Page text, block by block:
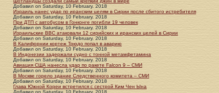
Добавил on Saturday, 10 February. 2018
Израиль нанес удар по иранским целям в Сирии после сбитого истребителя
Добавил on Saturday, 10 February. 2018
При ДТП с автобусом в Гонконге погибли 19 человек
Добавил on Saturday, 10 February. 2018
Израильские ВВС атаковали 12 сирийских и иранских целей в Сирии
Добавил on Saturday, 10 February. 2018
В Калифорнии кортеж Трюдо попал в аварию
Добавил on Saturday, 10 February. 2018
В Индонезии задержали судно с тонной метамфетамина
Добавил on Saturday, 10 February. 2018
Авиация США нанесла удар по ракете Falcon 9 – СМИ
Добавил on Saturday, 10 February. 2018
В Москве горело здание Следственного комитета – СМИ
Добавил on Saturday, 10 February. 2018
Глава Южной Кореи встретился с сестрой Ким Чен Ына
Добавил on Saturday, 10 February. 2018